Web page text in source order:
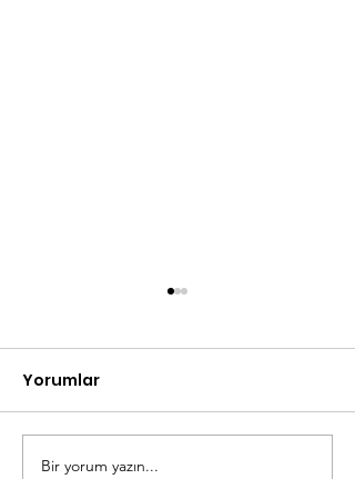
Eski Milli Basketbolcu
Yorumlar
Bir yorum yazın...